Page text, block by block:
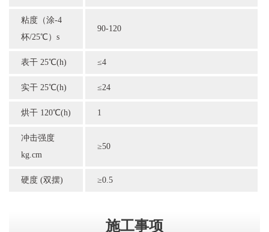
粘度（涂-4
杯/25℃）s
90-120
表干 25℃(h) ≤4
实干 25℃(h) ≤24
烘干 120℃(h) 1
冲击强度
kg.cm
≥50
硬度 (双摆) ≥0.5
施工事项